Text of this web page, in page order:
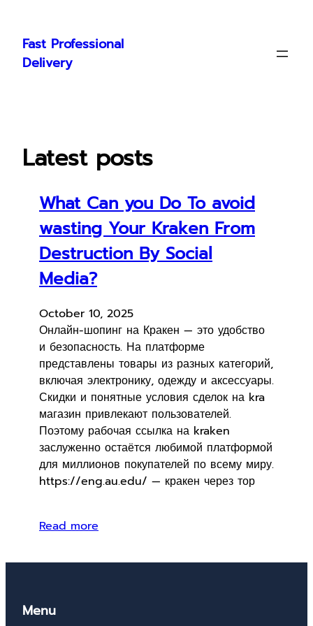
content
Fast Professional
Delivery
Latest posts
What Can you Do To avoid
wasting Your Kraken From
Destruction By Social
Media?
October 10, 2025
Онлайн-шопинг на Кракен — это удобство
и безопасность. На платформе
представлены товары из разных категорий,
включая электронику, одежду и аксессуары.
Скидки и понятные условия сделок на kra
магазин привлекают пользователей.
Поэтому рабочая ссылка на kraken
заслуженно остаётся любимой платформой
для миллионов покупателей по всему миру.
https://eng.au.edu/ — кракен через тор
Read more
Menu